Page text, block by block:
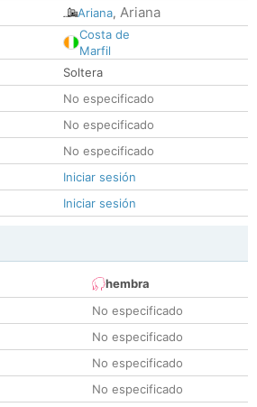
Ariana, Ariana
Costa de
Marfil
Soltera
No especificado
No especificado
No especificado
Iniciar sesión
Iniciar sesión
hembra
No especificado
No especificado
No especificado
No especificado